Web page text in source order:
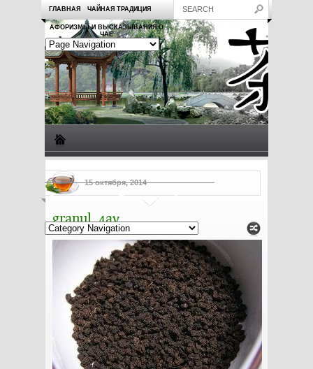
ГЛАВНАЯ ЧАЙНАЯ ТРАДИЦИЯ
АФОРИЗМЫ И ВЫСКАЗЫВАНИЯ О
ЧАЕ
Рецепты с чаем Полезные свойства чая
15 октября, 2014
granul_4ay